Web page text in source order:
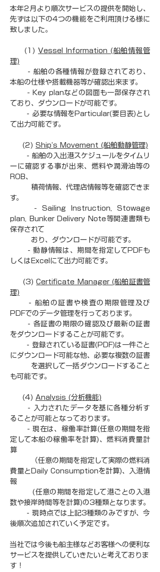
本年2月より順次サービスの提供を開始し、
先ずは以下の4つの機能をご利用頂ける様に
致しました。
(1) Vessel Information (船舶情報管
理)
- 船舶の各種情報が登録されており、
本船の仕様や搭載機器等が確認出来ます。
- Key planなどの図面も一部保存され
ており、ダウンロードが可能です。
- 必要な情報をParticular(要目表)とし
て出力可能です。
(2) Ship’s Movement (船舶動静管理)
- 船舶の入出港スケジュールをタイムリ
ーに確認する事が出来、燃料や潤滑油等の
ROB、
積荷情報、代理店情報等を確認できま
す。
- Sailing Instruction, Stowage
plan, Bunker Delivery Note等関連書類も
保存されて
おり、ダウンロードが可能です。
- 動静情報は、期間を指定してPDFも
しくはExcelにて出力可能です。
(3) Certificate Manager (船舶証書管
理)
- 船舶の証書や検査の期限管理及び
PDFでのデータ管理を行っております。
- 各証書の期限の確認及び最新の証書
をダウンロードすることが可能です。
- 登録されている証書(PDF)は一件ごと
にダウンロード可能な他、必要な複数の証書
を選択して一括ダウンロードすること
も可能です。
(4) Analysis (分析機能)
- 入力されたデータを基に各種分析す
ることが可能となっております。
- 現在は、稼働率計算(任意の期間を指
定して本船の稼働率を計算)、燃料消費量計
算
（任意の期間を指定して実際の燃料消
費量とDaily Consumptionを計算)、入港情
報
(任意の期間を指定して港ごとの入港
数や接岸時間等を計算)の3種類となります。
- 現時点では上記3種類のみですが、今
後順次追加されていく予定です。
当社では今後も船主様などお客様への便利な
サービスを提供していきたいと考えておりま
す！